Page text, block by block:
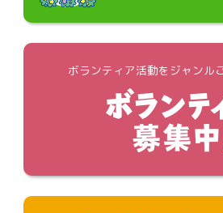
ボランティア活動をジャンル